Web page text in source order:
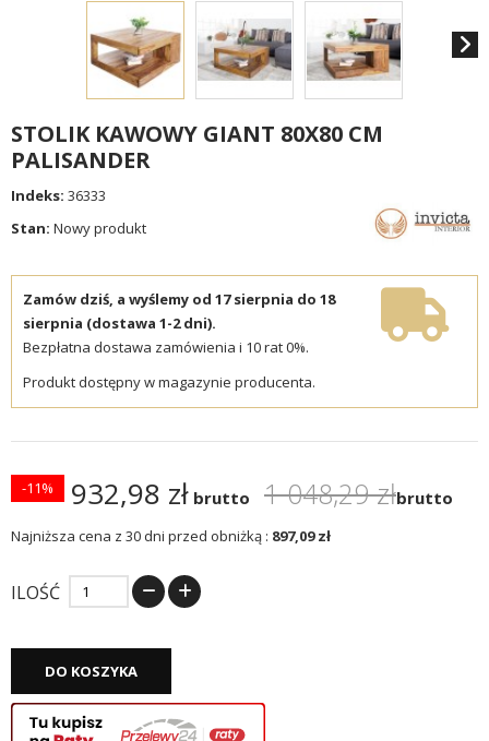
STOLIK KAWOWY GIANT 80X80 CM
PALISANDER
Indeks: 36333
Stan: Nowy produkt
Zamów dziś, a wyślemy od 17 sierpnia do 18
sierpnia (dostawa 1-2 dni).
Bezpłatna dostawa zamówienia i 10 rat 0%.
Produkt dostępny w magazynie producenta.
932,98 zł brutto 1 048,29 złbrutto
-11%
Najniższa cena z 30 dni przed obniżką : 897,09 zł
ILOŚĆ
DO KOSZYKA